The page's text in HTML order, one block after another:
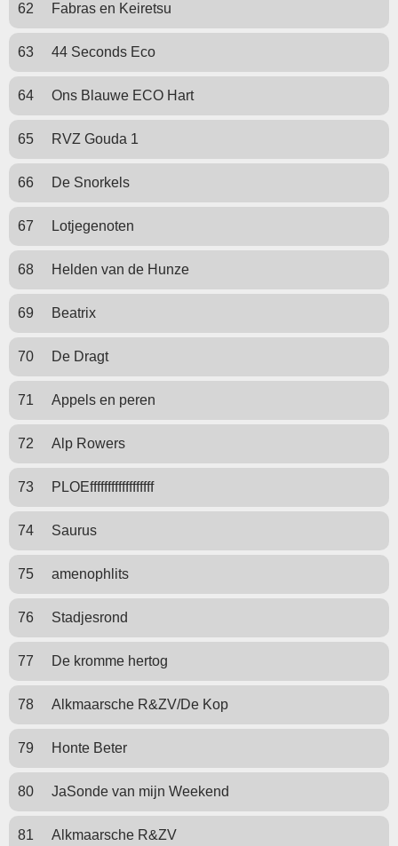
62 Fabras en Keiretsu
63 44 Seconds Eco
64 Ons Blauwe ECO Hart
65 RVZ Gouda 1
66 De Snorkels
67 Lotjegenoten
68 Helden van de Hunze
69 Beatrix
70 De Dragt
71 Appels en peren
72 Alp Rowers
73 PLOEffffffffffffffffff
74 Saurus
75 amenophlits
76 Stadjesrond
77 De kromme hertog
78 Alkmaarsche R&ZV/De Kop
79 Honte Beter
80 JaSonde van mijn Weekend
81 Alkmaarsche R&ZV